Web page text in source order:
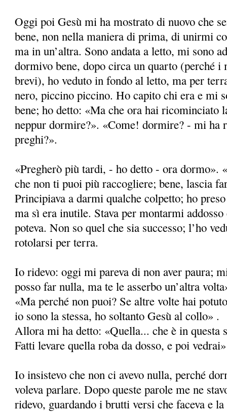
Oggi poi Gesù mi ha mostrato di nuovo che
bene, non nella maniera di prima, di unirmi
ma in un’altra. Sono andata a letto, mi sono
dormivo bene, dopo circa un quarto (perché i
brevi), ho veduto in fondo al letto, ma per
nero, piccino piccino. Ho capito chi era e mi
bene; ho detto: «Ma che ora hai ricominciato
neppur dormire?». «Come! dormire? - mi ha
preghi?».
«Pregherò più tardi, - ho detto - ora dormo».
che non ti puoi più raccogliere; bene, lascia
Principiava a darmi qualche colpetto; ho
ma sì era inutile. Stava per montarmi addosso
poteva. Non so quel che sia successo; l’ho
rotolarsi per terra.
Io ridevo: oggi mi pareva di non aver paura;
posso far nulla, ma te le asserbo un’altra
«Ma perché non puoi? Se altre volte hai
io sono la stessa, ho soltanto Gesù al collo» .
Allora mi ha detto: «Quella... che è in questa
Fatti levare quella roba da dosso, e poi
Io insistevo che non ci avevo nulla, perché
voleva parlare. Dopo queste parole me ne
ridevo, guardando i brutti versi che faceva e